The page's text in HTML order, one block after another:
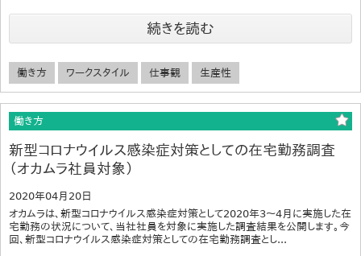
続きを読む
働き方 ワークスタイル 仕事観 生産性
働き方
新型コロナウイルス感染症対策としての在宅勤務調査
（オカムラ社員対象）
2020年04月20日
オカムラは、新型コロナウイルス感染症対策として2020年3～4月に実施した在
宅勤務の状況について、当社社員を対象に実施した調査結果を公開します。今
回、新型コロナウイルス感染症対策としての在宅勤務調査とし...